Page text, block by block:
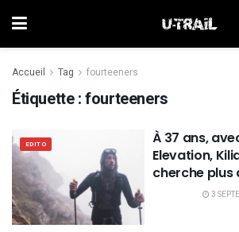
Accueil Tag fourteeners
Étiquette :fourteeners
EDITO
À 37 ans,
Elevation,
cherche plus
3